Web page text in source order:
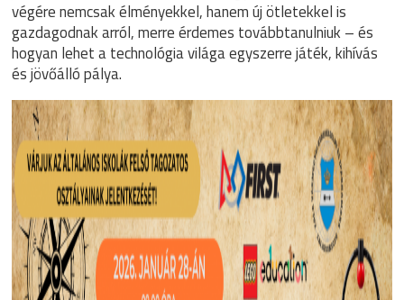
végére nemcsak élményekkel, hanem új ötletekkel is
gazdagodnak arról, merre érdemes továbbtanulniuk – és
hogyan lehet a technológia világa egyszerre játék, kihívás
és jövőálló pálya.